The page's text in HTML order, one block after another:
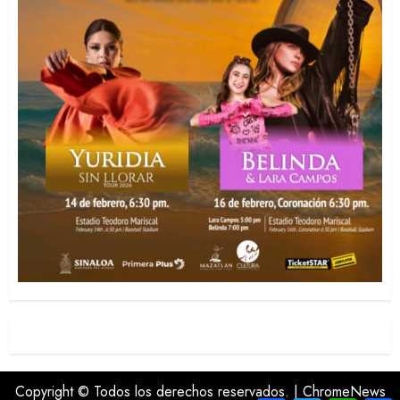
Copyright © Todos los derechos reservados. | ChromeNews